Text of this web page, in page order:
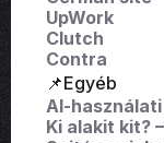
UpWork
Clutch
Contra
📌Egyéb
AI-
Ki alakit kit?